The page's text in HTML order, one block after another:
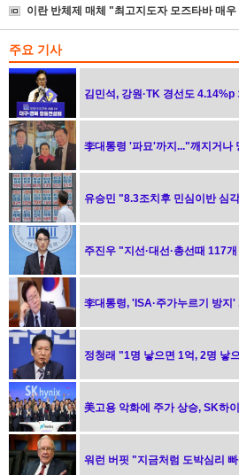
이란 반체제 매체 "최고지도자 모즈타바 매
주요 기사
김민석, 강원·TK 경선도 4.14%p
李대통령 '파묘'까지..."깨지거나
유승민 "8.3조치후 민심이반 심
주진우 "지선·대선·총선때 117
李대통령, 'ISA·주가누르기 방지'
정청래 "1명 낳으면 1억, 2명 낳
美고용 악화에 주가 상승, SK하
워런 버핏 "지금처럼 도박심리